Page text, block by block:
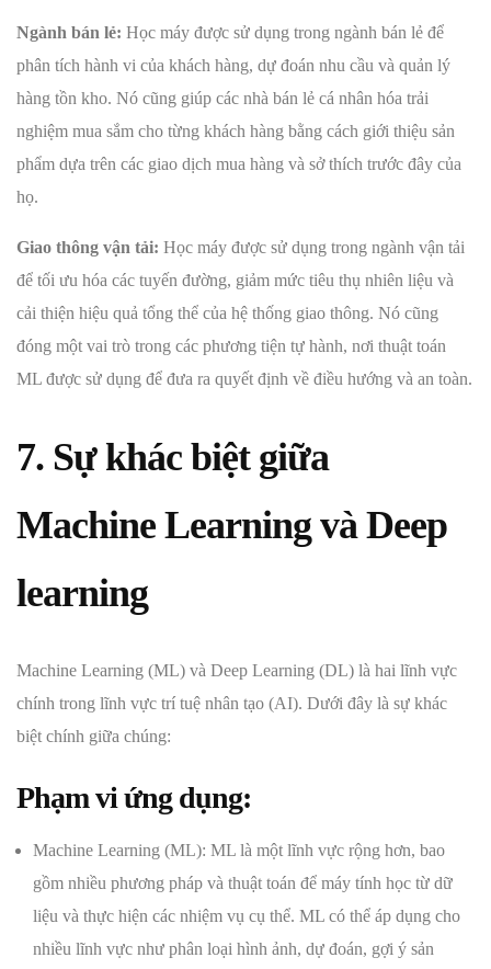
Ngành bán lẻ: Học máy được sử dụng trong ngành bán lẻ để
phân tích hành vi của khách hàng, dự đoán nhu cầu và quản lý
hàng tồn kho. Nó cũng giúp các nhà bán lẻ cá nhân hóa trải
nghiệm mua sắm cho từng khách hàng bằng cách giới thiệu sản
phẩm dựa trên các giao dịch mua hàng và sở thích trước đây của
họ.
Giao thông vận tải: Học máy được sử dụng trong ngành vận tải
để tối ưu hóa các tuyến đường, giảm mức tiêu thụ nhiên liệu và
cải thiện hiệu quả tổng thể của hệ thống giao thông. Nó cũng
đóng một vai trò trong các phương tiện tự hành, nơi thuật toán
ML được sử dụng để đưa ra quyết định về điều hướng và an toàn.
7. Sự khác biệt giữa
Machine Learning và Deep
learning
Machine Learning (ML) và Deep Learning (DL) là hai lĩnh vực
chính trong lĩnh vực trí tuệ nhân tạo (AI). Dưới đây là sự khác
biệt chính giữa chúng:
Phạm vi ứng dụng:
Machine Learning (ML): ML là một lĩnh vực rộng hơn, bao
gồm nhiều phương pháp và thuật toán để máy tính học từ dữ
liệu và thực hiện các nhiệm vụ cụ thể. ML có thể áp dụng cho
nhiều lĩnh vực như phân loại hình ảnh, dự đoán, gợi ý sản